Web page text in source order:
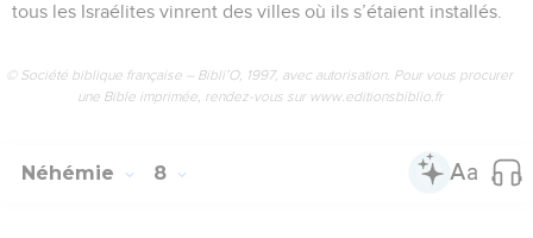
tous les Israélites vinrent des villes où ils s’étaient installés.
© Société biblique française – Bibli’O, 1997, avec autorisation. Pour vous procurer
une Bible imprimée, rendez-vous sur www.editionsbiblio.fr
Néhémie 8